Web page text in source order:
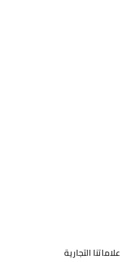
علاماتنا التجارية